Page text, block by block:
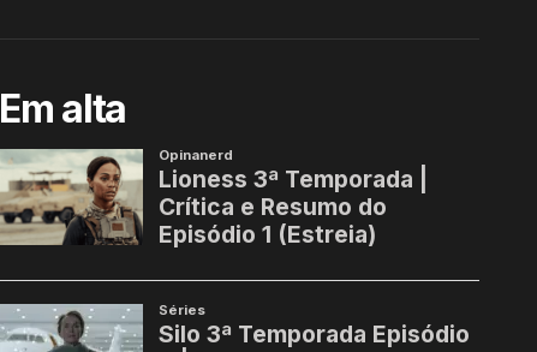
Em alta